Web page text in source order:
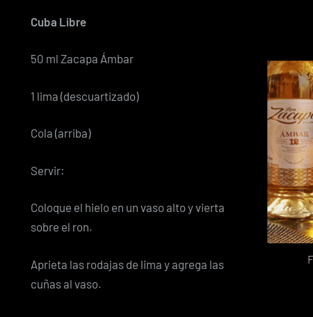
Cuba Libre
50 ml Zacapa Ámbar
1 lima (descuartizado)
Cola (arriba)
Servir:
Coloque el hielo en un vaso alto y vierta
sobre el ron.
Aprieta las rodajas de lima y agrega las
cuñas al vaso.